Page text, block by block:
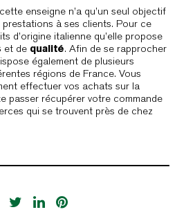
enseigne n’a qu’un seul objectif
à ses clients. Pour ce
d’origine italienne qu’elle propose
et de qualité. Afin de se rapprocher
également de plusieurs
régions de France. Vous
effectuer vos achats sur la
passer récupérer votre commande
qui se trouvent près de chez